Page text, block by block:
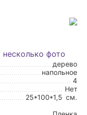
фото
дерево
напольное
4
Нет
25*100*1,5 см.